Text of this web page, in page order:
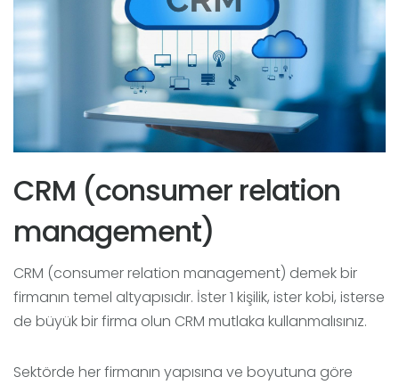
CRM (consumer relation
management)
CRM (consumer relation management) demek bir
firmanın temel altyapısıdır. İster 1 kişilik, ister kobi, isterse
de büyük bir firma olun CRM mutlaka kullanmalısınız.
Sektörde her firmanın yapısına ve boyutuna göre